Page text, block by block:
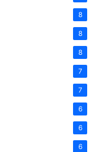
8
8
8
7
7
6
6
6